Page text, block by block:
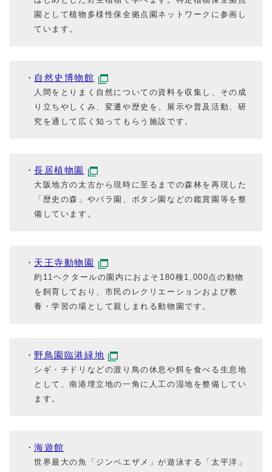
園として植物多様性保全拠点園ネットワークに参画し
ています。
自然史博物館
人間をとりまく自然についての資料を収集し、その成
り立ちやしくみ、変遷や歴史を、展示や普及活動、研
究を通して広く知ってもらう施設です。
長居植物園
大阪地方の太古から現時に至るまでの森林を再現した
「歴史の森」やバラ園、ボタン園などの鑑賞園等を整
備しています。
天王寺動物園
約11ヘクタールの園内におよそ180種1,000点の動物
を飼育しており、市民のレクリエーションおよび教
養・学習の場として親しまれる動物園です。
野鳥園臨港緑地
シギ・チドリなどの渡り鳥の休息や餌を食べる生息地
として、南港埋立地の一角に人工の湿地を整備してい
ます。
海遊館
世界最大の魚「ジンベエザメ」が遊泳する「太平洋」